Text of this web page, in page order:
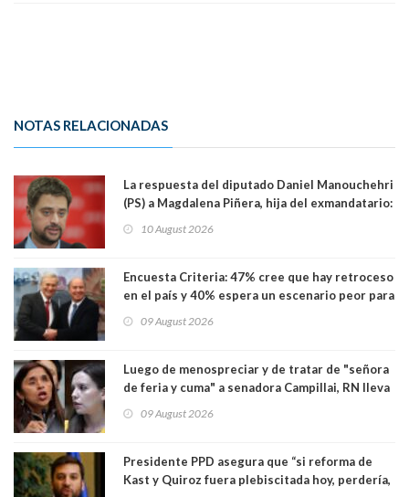
NOTAS RELACIONADAS
La respuesta del diputado Daniel Manouchehri
(PS) a Magdalena Piñera, hija del exmandatario:
creían intocables"
10 August 2026
Encuesta Criteria: 47% cree que hay retroceso
en el país y 40% espera un escenario peor para
09 August 2026
Luego de menospreciar y de tratar de "señora
de feria y cuma" a senadora Campillai, RN lleva
09 August 2026
Presidente PPD asegura que “si reforma de
Kast y Quiroz fuera plebiscitada hoy, perdería,